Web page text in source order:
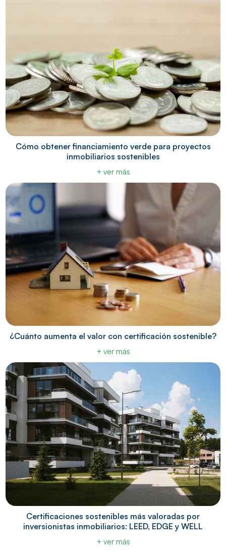
Cómo obtener financiamiento verde para proyectos
inmobiliarios sostenibles
+ ver más
¿Cuánto aumenta el valor con certificación sostenible?
+ ver más
Certificaciones sostenibles más valoradas por
inversionistas inmobiliarios: LEED, EDGE y WELL
+ ver más